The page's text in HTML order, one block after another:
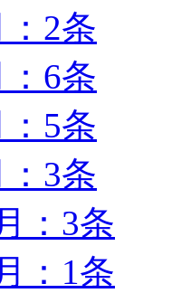
2条
6条
5条
3条
：3条
：1条